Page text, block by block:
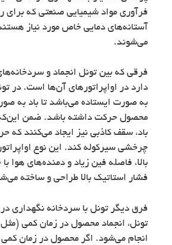
فرآوری مواد شیمیایی صنعتی که برای
آستانه‌های دمایی خاص مورد نیاز
می‌شوند.
فرقی که بین تونل انجماد و
دارد در اواپراتورهای آن‌ها است. در
به صورت ایستاده می‌باشد تا باد به
محصول حرکت داشته باشد. ضمن این‌که
باد، سقف کاذبی نیز ایجاد می‌کنند که
چرخشی سیرکوله کند. این نوع
بالا، فاصله فین زیاد و دمنده‌های هوا
فشار استاتیک بالا طراحی و ساخته
فرق دیگر تونل با سردخانه نگهداری
انجام می‌شود. اگر محصول در زمان